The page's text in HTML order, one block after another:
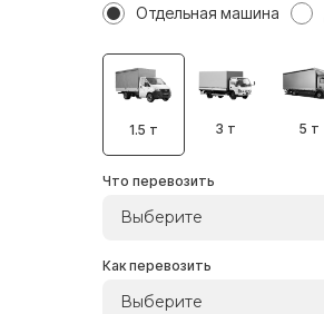
Отдельная машина
1.5 т 3 т 5 т
Что перевозить
Выберите
Как перевозить
Выберите